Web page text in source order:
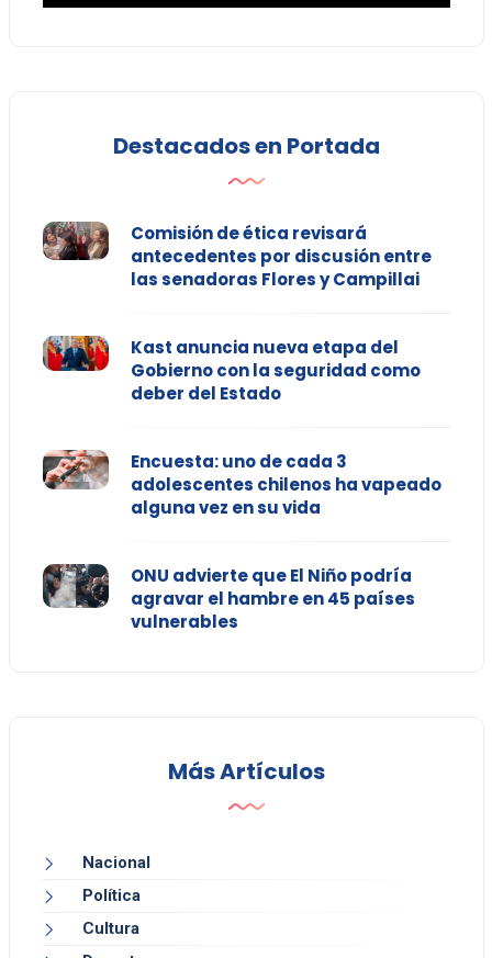
Destacados en Portada
Comisión de ética revisará
antecedentes por discusión entre
las senadoras Flores y Campillai
Kast anuncia nueva etapa del
Gobierno con la seguridad como
deber del Estado
Encuesta: uno de cada 3
adolescentes chilenos ha vapeado
alguna vez en su vida
ONU advierte que El Niño podría
agravar el hambre en 45 países
vulnerables
Más Artículos
Nacional
Política
Cultura